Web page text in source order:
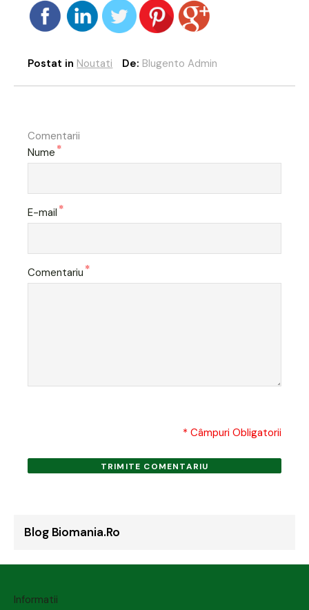
Postat in Noutati De: Blugento Admin
Comentarii
Nume *
E-mail *
Comentariu *
* Câmpuri Obligatorii
TRIMITE COMENTARIU
Blog Biomania.ro
Informatii